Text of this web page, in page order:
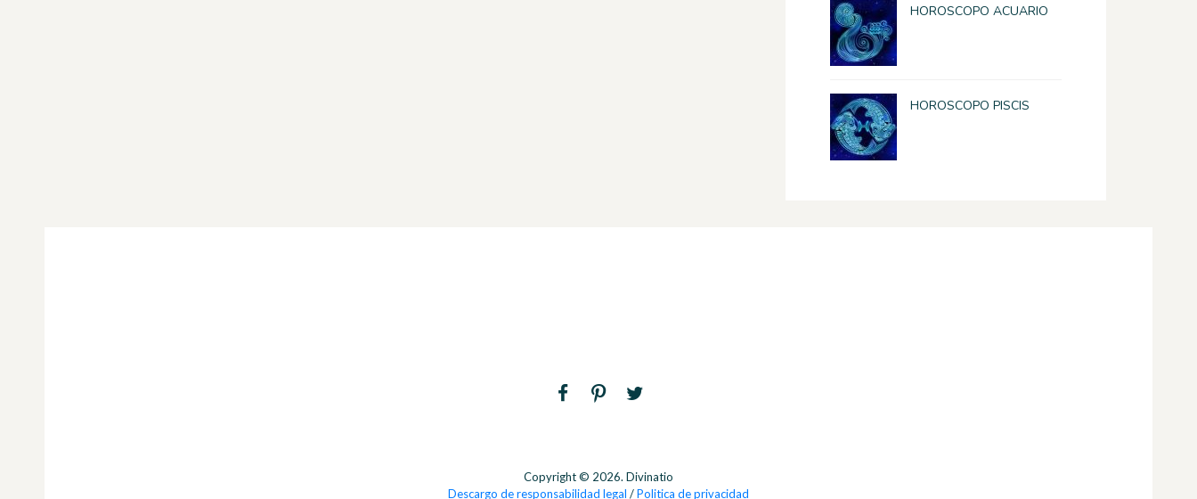
HOROSCOPO ACUARIO
HOROSCOPO PISCIS
Copyright © 2026. Divinatio
Descargo de responsabilidad legal /Politica de privacidad